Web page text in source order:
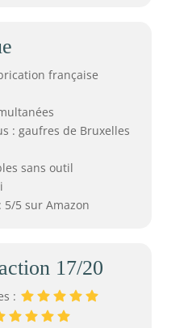
française
: gaufres de Bruxelles
sans outil
5 sur Amazon
17/20
: